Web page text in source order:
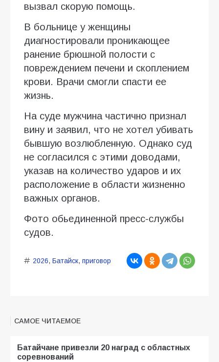
вызвал скорую помощь.
В больнице у женщины
диагностировали проникающее
ранение брюшной полости с
повреждением печени и скоплением
крови. Врачи смогли спасти ее
жизнь.
На суде мужчина частично признал
вину и заявил, что не хотел убивать
бывшую возлюбленную. Однако суд
не согласился с этими доводами,
указав на количество ударов и их
расположение в области жизненно
важных органов.
Фото обьединенной пресс-службы
судов.
2026, Батайск, приговор
САМОЕ ЧИТАЕМОЕ
Батайчане привезли 20 наград с областных
соревнований